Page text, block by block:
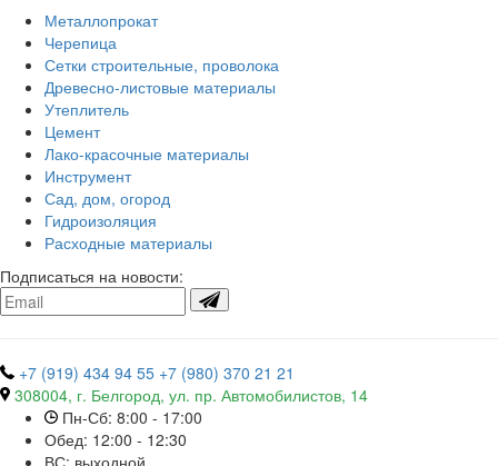
Металлопрокат
Черепица
Сетки строительные, проволока
Древесно-листовые материалы
Утеплитель
Цемент
Лако-красочные материалы
Инструмент
Сад, дом, огород
Гидроизоляция
Расходные материалы
Подписаться на новости:
+7 (919) 434 94 55 +7 (980) 370 21 21
308004, г. Белгород, ул. пр. Автомобилистов, 14
Пн-Сб: 8:00 - 17:00
Обед: 12:00 - 12:30